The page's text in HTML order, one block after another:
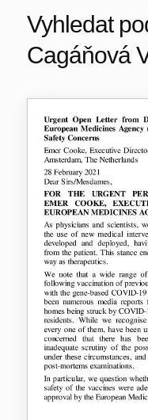
Vyhledat
Cagáňová